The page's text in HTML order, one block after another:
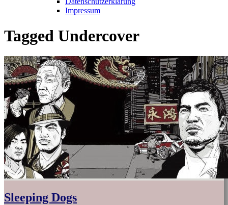
Impressum
Tagged Undercover
Sleeping Dogs